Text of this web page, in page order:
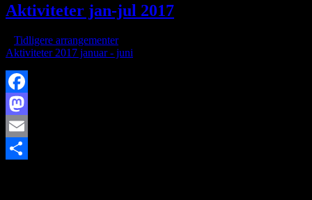
Aktiviteter jan-jul 2017
Tidligere arrangementer
Aktiviteter 2017 januar - juni
Facebook
Mastodon
Email